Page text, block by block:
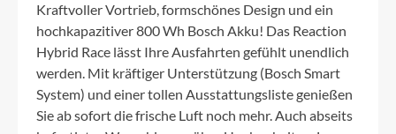
Kraftvoller Vortrieb, formschönes Design und ein
hochkapazitiver 800 Wh Bosch Akku! Das Reaction
Hybrid Race lässt Ihre Ausfahrten gefühlt unendlich
werden. Mit kräftiger Unterstützung (Bosch Smart
System) und einer tollen Ausstattungsliste genießen
Sie ab sofort die frische Luft noch mehr. Auch abseits